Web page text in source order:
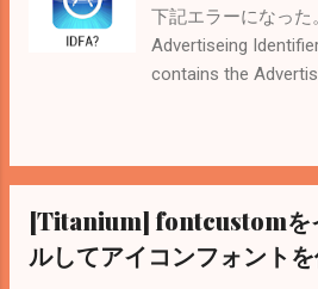
KitchenSink のコー
い。 サービス起動
行中」に出しておき
without
上記を参考に下記
イベントにバインド
handleStartService);
下記エラーになった
Advertiseing
contains the
Prepare for Upload
ときに表示される質
the Advertising
答えると「IDFA」の
い。 でも、アプリ
[Titanium] fontcustomを
ルしてアイコンフォント